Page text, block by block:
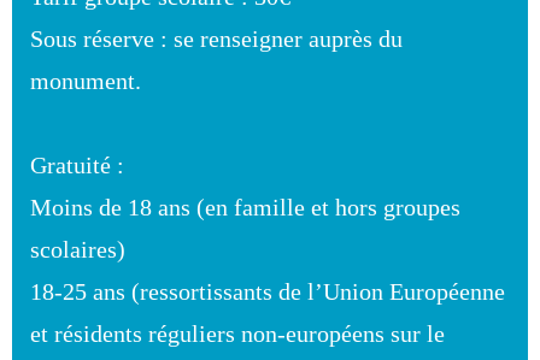
Sous réserve : se renseigner auprès du
monument.
Gratuité :
Moins de 18 ans (en famille et hors groupes
scolaires)
18-25 ans (ressortissants de l’Union Européenne
et résidents réguliers non-européens sur le